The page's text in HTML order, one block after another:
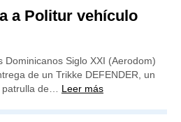
a Politur vehículo
Dominicanos Siglo XXI (Aerodom)
de un Trikke DEFENDER, un
de… Leer más